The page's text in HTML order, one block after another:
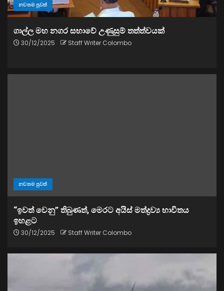
නවතම පුවත්
ගාල්ල මහ නගර සභාවේ උණුසුම් තත්ත්වයක්
30/12/2025 Staff Writer Colombo
නවතම පුවත්
“ඉවත් වෙනු” තිබුණත්, මෙරට අයිස් මත්ද්‍රව්‍ය භාවිතය
ඉහළට
30/12/2025 Staff Writer Colombo